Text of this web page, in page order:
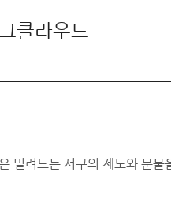
클라우드
려드는 서구의 제도와 문물